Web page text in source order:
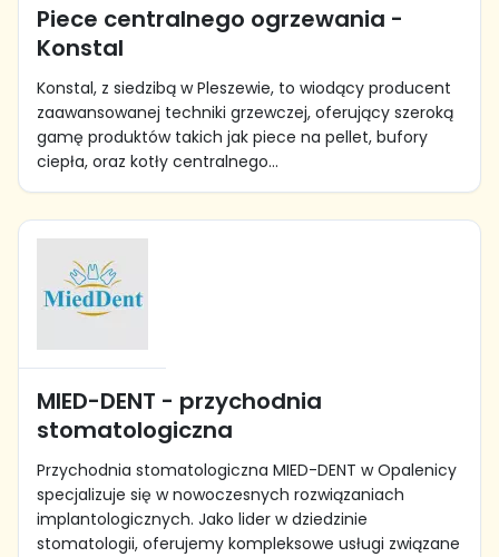
Piece centralnego ogrzewania -
Konstal
Konstal, z siedzibą w Pleszewie, to wiodący producent
zaawansowanej techniki grzewczej, oferujący szeroką
gamę produktów takich jak piece na pellet, bufory
ciepła, oraz kotły centralnego...
MIED-DENT - przychodnia
stomatologiczna
Przychodnia stomatologiczna MIED-DENT w Opalenicy
specjalizuje się w nowoczesnych rozwiązaniach
implantologicznych. Jako lider w dziedzinie
stomatologii, oferujemy kompleksowe usługi związane